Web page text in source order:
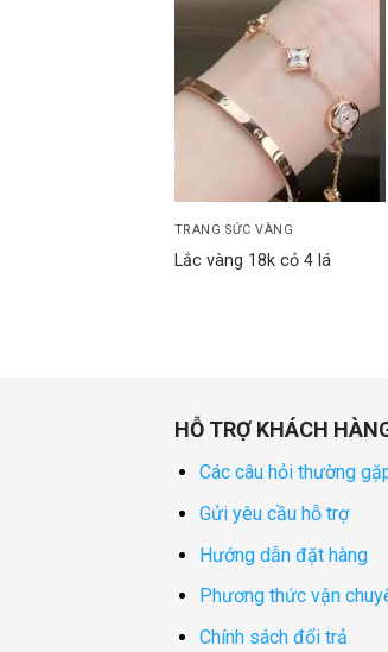
Add to
wishlist
TRANG SỨC VÀNG
Lắc vàng 18k cỏ 4 lá
HỖ TRỢ KHÁCH
Các câu hỏi thường
Gửi yêu cầu hỗ trợ
Hướng dẫn đặt hàng
Phương thức vận
Chính sách đổi trả